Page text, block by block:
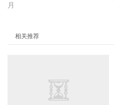
月
相关推荐